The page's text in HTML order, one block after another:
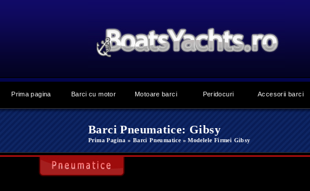
Prima pagina Barci cu motor Motoare barci Peridocuri Accesorii barci
Barci Pneumatice: Gibsy
Prima Pagina » Barci Pneumatice » Modelele Firmei Gibsy